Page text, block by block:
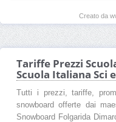
Creato da
Tariffe Prezzi
Scuola Italiana Sci
Tutti i prezzi, tariffe,
snowboard offerte dai
Snowboard Folgarida